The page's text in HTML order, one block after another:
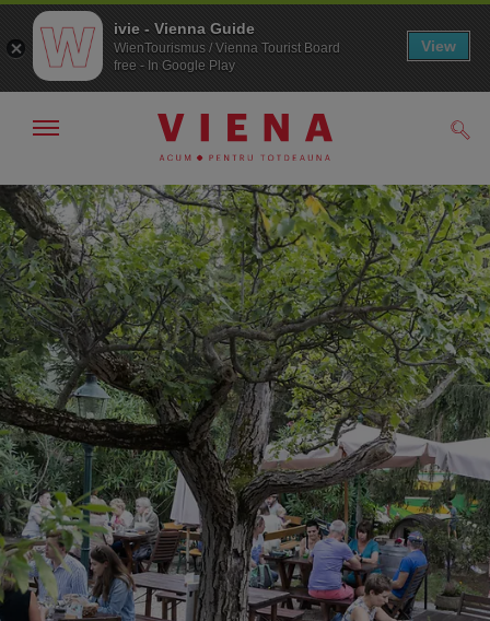
Către
navigare
Către
texte
Arată/ascunde
ivie - Vienna Guide
WienTourismus / Vienna Tourist Board
free - In Google Play
View